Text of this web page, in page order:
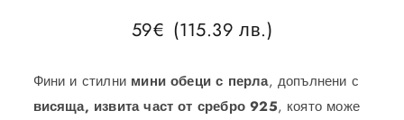
59€ (115.39 лв.)
Фини и стилни мини обеци с перла, допълнени с
висяща, извита част от сребро 925, която може